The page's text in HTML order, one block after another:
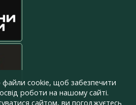
cookie, щоб забезпечити
роботи на нашому сайті.
сайтом, ви погоджуєтесь